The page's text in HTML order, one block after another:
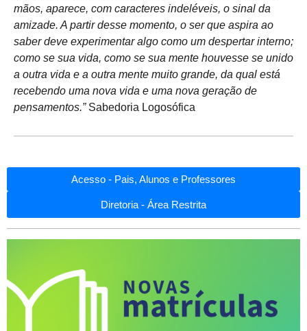
mãos, aparece, com caracteres indeléveis, o sinal da
amizade. A partir desse momento, o ser que aspira ao
saber deve experimentar algo como um despertar interno;
como se sua vida, como se sua mente houvesse se unido
a outra vida e a outra mente muito grande, da qual está
recebendo uma nova vida e uma nova geração de
pensamentos.”Sabedoria Logosófica
Acesso - Pais, Alunos e Professores
Diretoria - Área Restrita